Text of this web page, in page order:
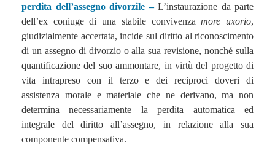
perdita dell’assegno divorzile – L’instaurazione da parte
dell’ex coniuge di una stabile convivenzamore uxorio,
giudizialmente accertata, incide sul diritto al riconoscimento
di un assegno di divorzio o alla sua revisione, nonché sulla
quantificazione del suo ammontare, in virtù del progetto di
vita intrapreso con il terzo e dei reciproci doveri di
assistenza morale e materiale che ne derivano, ma non
determina necessariamente la perdita automatica ed
integrale del diritto all’assegno, in relazione alla sua
componente compensativa.